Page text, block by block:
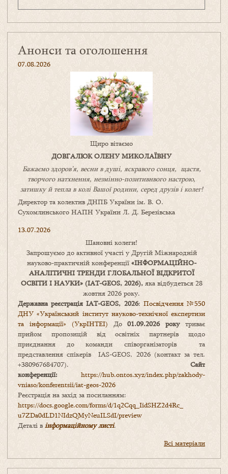
Анонси та оголошення
07.08.2026
Щиро вітаємо
ДОВГАЛЮК ОЛЕНУ МИКОЛАЇВНУ
Бажаємо здоров’я, весни в душі, яскравого сонця, щастя,
творчого натхнення, незмінно-позитивнвого настрою,
затишкуйтепла в коліВашоїродини, серед друзів і колег!
Директор та колектив ДНПБ України ім. В. О.
Сухомлинського НАПН України Л. Д. Березівська
13.07.2026
Шановні колеги!
Запрошуємо до активної участі у Другій Міжнародній
науково-практичній конференції «ІНФОРМАЦІЙНО-
АНАЛІТИЧНІ ТРЕНДИ ГЛОБАЛЬНОЇ ВІДКРИТОЇ
ОСВІТИ І НАУКИ» (IAT-GEOS, 2026),яка відбудеться 28
жовтня 2026 року.
Державна реєстрація IAT-GEOS, 2026: Посвідчення №550
ДНУ «Український інститут науково-технічної експертизи
та інформації» (УкрІНТЕІ) До01.09.2026 рокутриває
прийом пропозицій від освітніх партнерів щодо
приєднання до команди співорганізаторів та
представлення спікерів IAS-GEOS, 2026 (контакт за тел.
+380967684707). Сайт
конференції: https://hub.ontos.xyz/index.php/zakhody-
vniaso/konferentsii/iat-geos-2026
Реєстрація на захід за посиланням:
https://docs.google.com/forms/d/1q2Cqq_IidSHZ2d4Rc_
u7ZDa0dLD1NIdzQMyNeuILSdI/preview
Деталі в інформаційному листі.
Всі матеріали